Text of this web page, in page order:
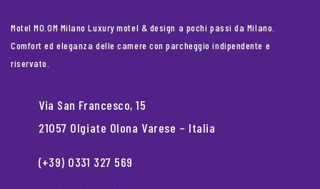
Motel MO.OM Milano Luxury motel & design a pochi passi da Milano.
Comfort ed eleganza delle camere con parcheggio indipendente e
riservato.
Via San Francesco, 15
21057 Olgiate Olona Varese – Italia
(+39) 0331 327 569